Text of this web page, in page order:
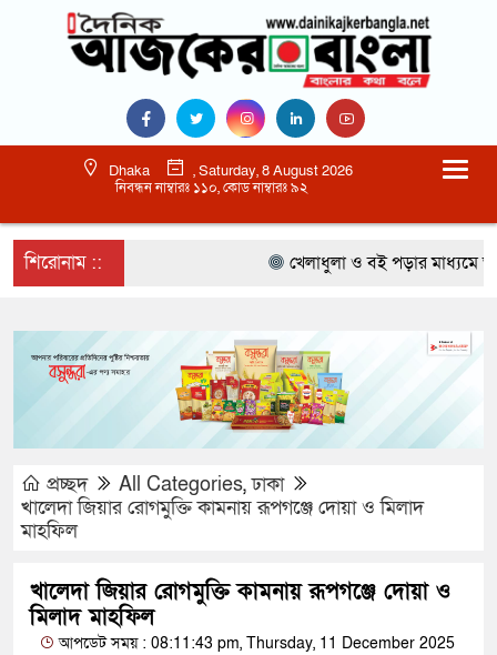
Dhaka
, Saturday, 8 August 2026
নিবন্ধন নাম্বারঃ ১১০, কোড নাম্বারঃ ৯২
শিরোনাম :: খেলাধুলা ও বই পড়ার মাধ্যমে
প্রচ্ছদ All Categories,ঢাকা
খালেদা জিয়ার রোগমুক্তি কামনায় রূপগঞ্জে দোয়া ও মিলাদ
মাহফিল
খালেদা জিয়ার রোগমুক্তি কামনায় রূপগঞ্জে দোয়া ও
মিলাদ মাহফিল
আপডেট সময় : 08:11:43 pm, Thursday, 11 December 2025